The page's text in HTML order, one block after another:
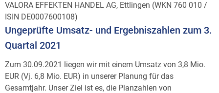
VALORA EFFEKTEN HANDEL AG, Ettlingen (WKN 760 010 /
ISIN DE0007600108)
Ungeprüfte Umsatz- und Ergebniszahlen zum 3.
Quartal 2021
Zum 30.09.2021 liegen wir mit einem Umsatz von 3,8 Mio.
EUR (Vj. 6,8 Mio. EUR) in unserer Planung für das
Gesamtjahr. Unser Ziel ist es, die Planzahlen von